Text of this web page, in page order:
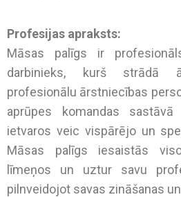
Profesijas apraksts:
Māsas palīgs ir
darbinieks, kurš strādā
profesionālu ārstniecības
aprūpes komandas
ietvaros veic vispārējo un
Māsas palīgs iesaistās
līmeņos un uztur savu
pilnveidojot savas zināšanas